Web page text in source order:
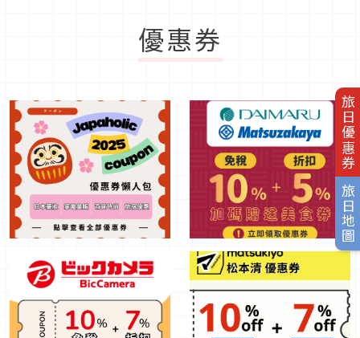
旅日優惠券
旅日地圖
優惠券